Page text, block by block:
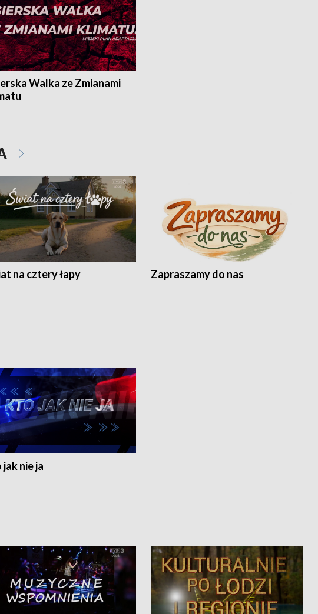
Walka ze Zmianami
na cztery łapy Zapraszamy do nas
jak nie ja